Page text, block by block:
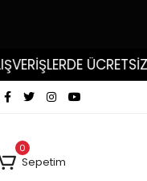
ÜCRETSİZ
0
Sepetim